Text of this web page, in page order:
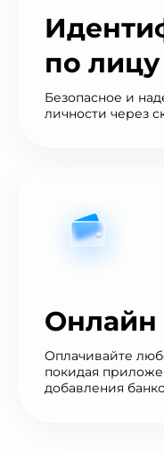
по лицу
Безопасное и
личности через
Онлайн
Оплачивайте
покидая
добавления